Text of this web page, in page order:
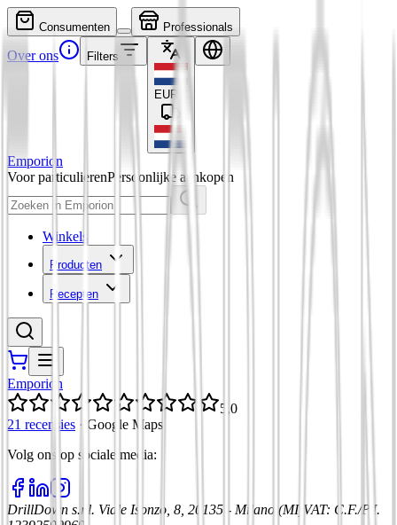
Consumenten Professionals
Over ons Filters
EUR
Emporion
Voor particulierenPersoonlijke aankopen
Winkels
Producten
Recepten
Emporion
5,0
21 recensies · Google Maps
Volg ons op sociale media:
DrillDown s.r.l. Viale Isonzo, 8, 20135 - Milano (MI) VAT: C.F./P.I.